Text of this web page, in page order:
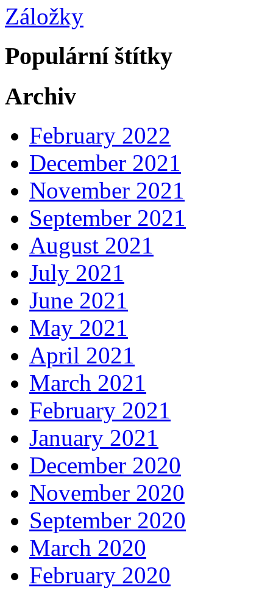
Záložky
Populární štítky
Archiv
February 2022
December 2021
November 2021
September 2021
August 2021
July 2021
June 2021
May 2021
April 2021
March 2021
February 2021
January 2021
December 2020
November 2020
September 2020
March 2020
February 2020